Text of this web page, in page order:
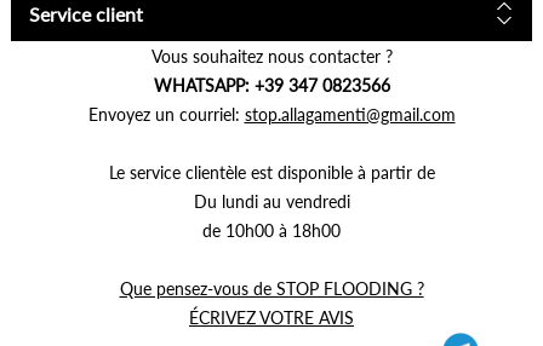
Service client
Vous souhaitez nous contacter ?
WHATSAPP: +39 347 0823566
Envoyez un courriel: stop.allagamenti@gmail.com
Le service clientèle est disponible à partir de
Du lundi au vendredi
de 10h00 à 18h00
Que pensez-vous de STOP FLOODING ?
ÉCRIVEZ VOTRE AVIS